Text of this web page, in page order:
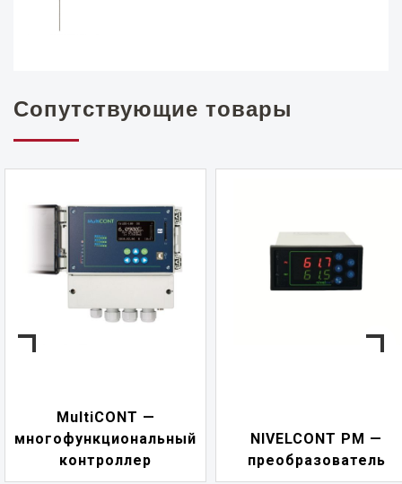
Сопутствующие товары
NIVELCONT PM —
преобразователь
переключатель